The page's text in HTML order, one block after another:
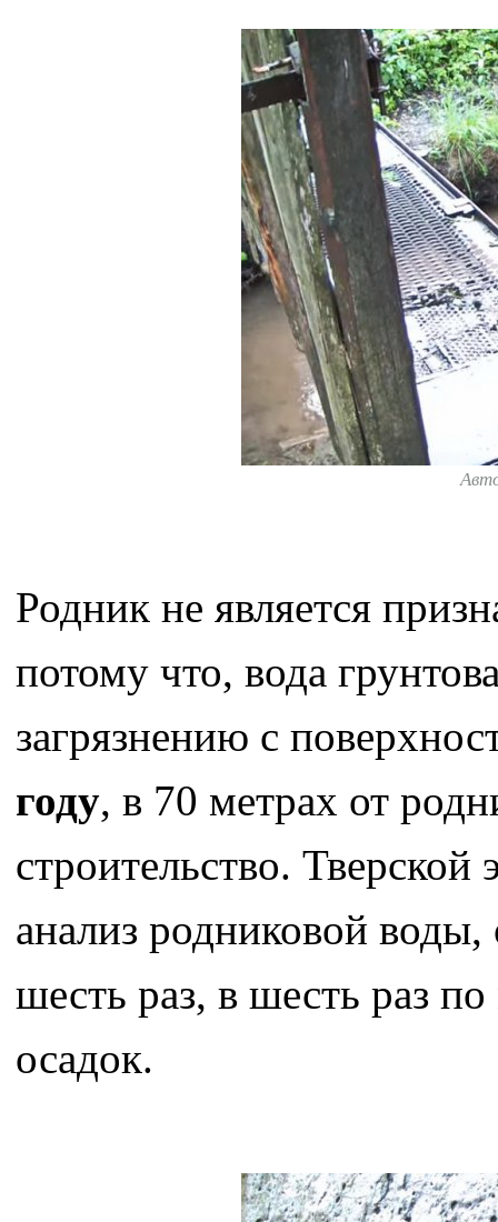
Родник не является
потому что, вода
загрязнению с
году, в 70 метрах от
строительство.
анализ родниковой
шесть раз, в шесть раз
осадок.